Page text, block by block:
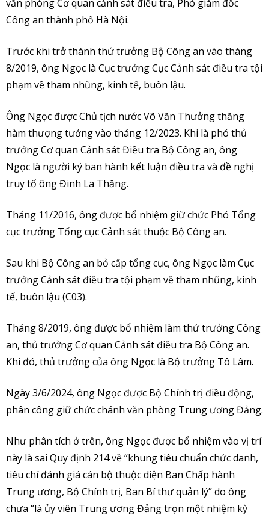
văn phòng Cơ quan cảnh sát điều tra, Phó giám đốc
Công an thành phố Hà Nội.
Trước khi trở thành thứ trưởng Bộ Công an vào tháng
8/2019, ông Ngọc là Cục trưởng Cục Cảnh sát điều tra tội
phạm về tham nhũng, kinh tế, buôn lậu.
Ông Ngọc được Chủ tịch nước Võ Văn Thưởng thăng
hàm thượng tướng vào tháng 12/2023. Khi là phó thủ
trưởng Cơ quan Cảnh sát Điều tra Bộ Công an, ông
Ngọc là người ký ban hành kết luận điều tra và đề nghị
truy tố ông Đinh La Thăng.
Tháng 11/2016, ông được bổ nhiệm giữ chức Phó Tổng
cục trưởng Tổng cục Cảnh sát thuộc Bộ Công an.
Sau khi Bộ Công an bỏ cấp tổng cục, ông Ngọc làm Cục
trưởng Cảnh sát điều tra tội phạm về tham nhũng, kinh
tế, buôn lậu (C03).
Tháng 8/2019, ông được bổ nhiệm làm thứ trưởng Công
an, thủ trưởng Cơ quan Cảnh sát điều tra Bộ Công an.
Khi đó, thủ trưởng của ông Ngọc là Bộ trưởng Tô Lâm.
Ngày 3/6/2024, ông Ngọc được Bộ Chính trị điều động,
phân công giữ chức chánh văn phòng Trung ương Đảng.
Như phân tích ở trên, ông Ngọc được bổ nhiệm vào vị trí
này là sai Quy định 214 về “khung tiêu chuẩn chức danh,
tiêu chí đánh giá cán bộ thuộc diện Ban Chấp hành
Trung ương, Bộ Chính trị, Ban Bí thư quản lý” do ông
chưa “là ủy viên Trung ương Đảng trọn một nhiệm kỳ